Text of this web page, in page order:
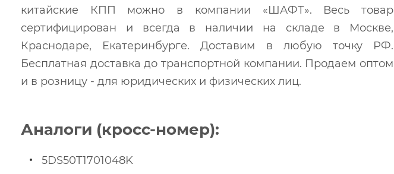
китайские КПП можно в компании «ШАФТ». Весь товар
сертифицирован и всегда в наличии на складе в Москве,
Краснодаре, Екатеринбурге. Доставим в любую точку РФ.
Бесплатная доставка до транспортной компании. Продаем оптом
и в розницу - для юридических и физических лиц.
Аналоги (кросс-номер):
5DS50T1701048K